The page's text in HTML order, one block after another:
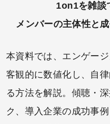
1on1を雑談
メンバーの主体性と
本資料では、エンゲー
客観的に数値化し、自
る方法を解説。傾聴・
ク、導入企業の成功事